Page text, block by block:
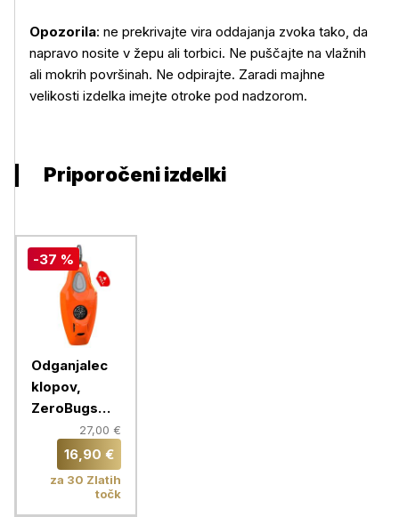
Opozorila: ne prekrivajte vira oddajanja zvoka tako, da
napravo nosite v žepu ali torbici. Ne puščajte na vlažnih
ali mokrih površinah. Ne odpirajte. Zaradi majhne
velikosti izdelka imejte otroke pod nadzorom.
Priporočeni izdelki
-37 %
Odganjalec
klopov,
ZeroBugs
oranžna
27,00 €
16,90 €
za 30 Zlatih
točk